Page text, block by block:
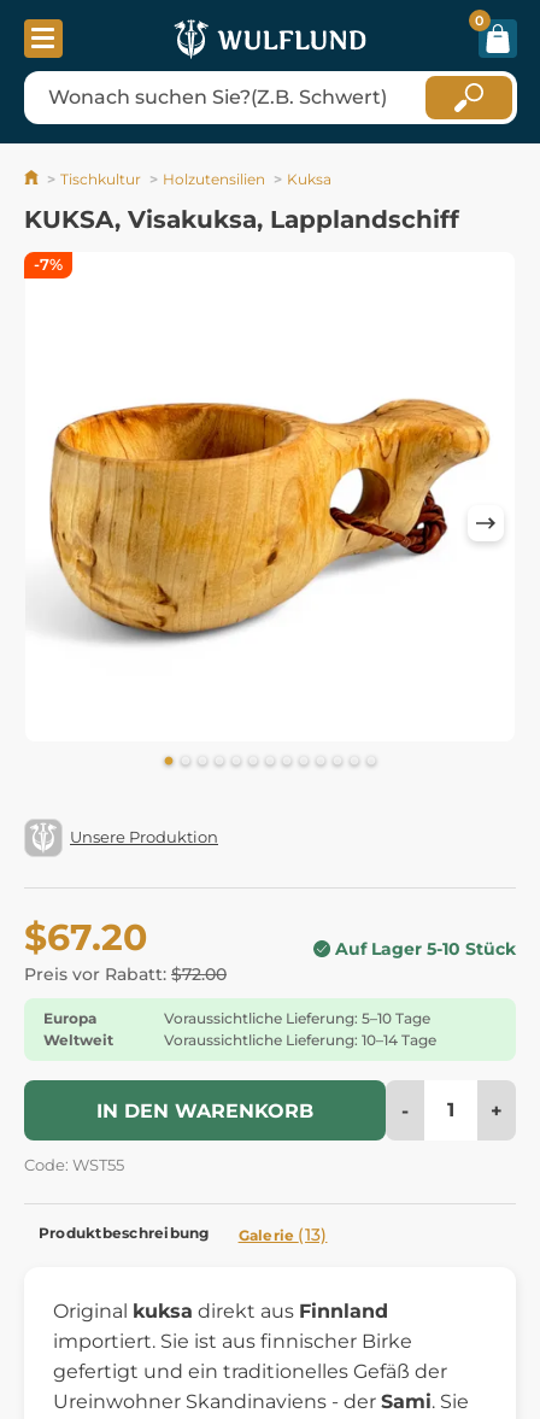
0
Tischkultur Holzutensilien Kuksa
KUKSA, Visakuksa, Lapplandschiff
Unsere Produktion
$67.20
Preis vor Rabatt: $72.00
Auf Lager 5-10 Stück
Europa
Voraussichtliche Lieferung: 5–10 Tage
Weltweit
Voraussichtliche Lieferung: 10–14 Tage
IN DEN WARENKORB - +
Code: WST55
-7%
Produktbeschreibung Galerie (13)
Original kuksa direkt aus Finnland
importiert. Sie ist aus finnischer Birke
gefertigt und ein traditionelles Gefäß der
Ureinwohner Skandinaviens - der Sami. Sie